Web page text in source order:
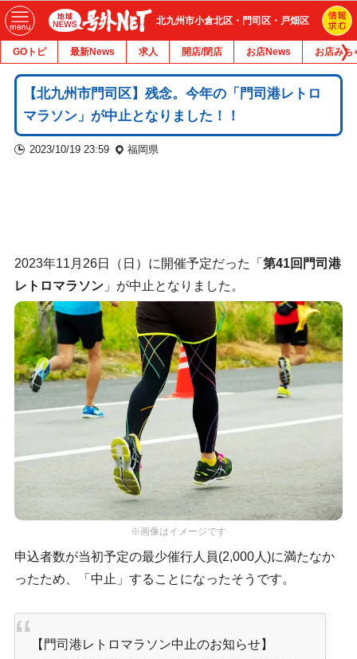
北九州市小倉北区・門司区・戸畑区
GOトピ 最新News 求人 開店/閉店 お店News お店みち
【北九州市門司区】残念。今年の「門司港レトロ
マラソン」が中止となりました！！
2023/10/19 23:59 福岡県
2023年11月26日（日）に開催予定だった「 第41回門司港
レトロマラソン」が中止となりました。
※画像はイメージです
申込者数が当初予定の最少催行人員(2,000人)に満たなか
ったため、「中止」することになったそうです。
【門司港レトロマラソン中止のお知らせ】